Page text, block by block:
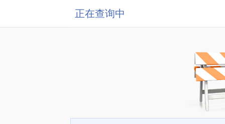
正在查询中